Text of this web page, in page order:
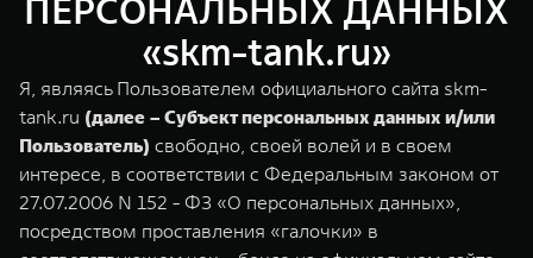
TANK 300
Следуй за открытиями
TANK 400
За пределы возможного
ВЫБОР АВТОМОБИЛЯ
Спецпредложения
Конфигуратор
Тест-драйв
Зарядные станции
ГАРАНТИЯ И ПОДДЕРЖКА
Гарантия
Помощь на дороге
О нас
35 лет GWM
GWM ТЕХ ДЕНЬ
Новости
ПЕРСОНАЛЬНЫХ ДАННЫХ
«skm-tank.ru»
Я, являясь Пользователем официального сайта skm-
tank.ru (далее – Субъект персональных данных и/или
Пользователь) свободно, своей волей и в своем
интересе, в соответствии с Федеральным законом от
27.07.2006 N 152 - ФЗ «О персональных данных»,
посредством проставления «галочки» в